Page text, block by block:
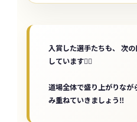
入賞した選手たちも、 次
しています👍🏼
道場全体で盛り上がりなが
み重ねていきましょう‼️